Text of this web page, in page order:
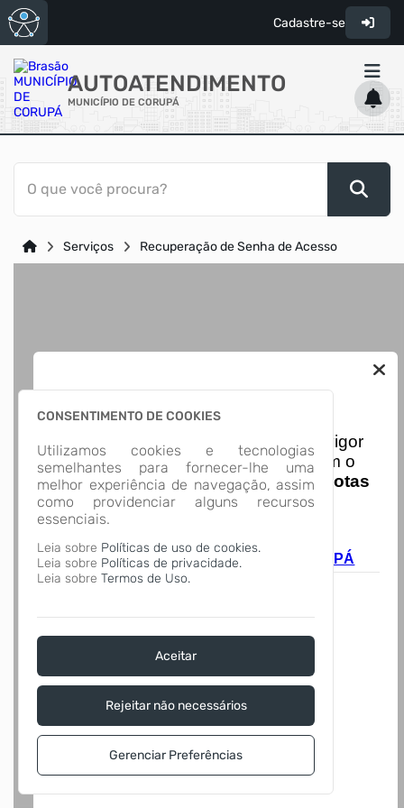
Cadastre-se
AUTOATENDIMENTO
MUNICÍPIO DE CORUPÁ
ACESSO RÁPIDO
Acessibilidade
Transparência
O que você procura?
Serviços Recuperação de Senha de Acesso
CONSENTIMENTO DE COOKIES
Utilizamos cookies e tecnologias
semelhantes para fornecer-lhe uma
melhor experiência de navegação, assim
como providenciar alguns recursos
essenciais.
Leia sobre Políticas de uso de cookies.
Leia sobre Políticas de privacidade.
Leia sobre Termos de Uso.
Aceitar
Rejeitar não necessários
Gerenciar Preferências
Nota Nacional
Iniciando em 01/01/2026
entra em vigor
a obrigatoriedade de integração com o
Ambiente de Dados Nacional das
Notas
de Serviço Eletrônicas
com isso
entraram em vigor
acesse o link abaixo e saiba mais.
Autoatendimento - MUNICÍPIO DE CORUPÁ